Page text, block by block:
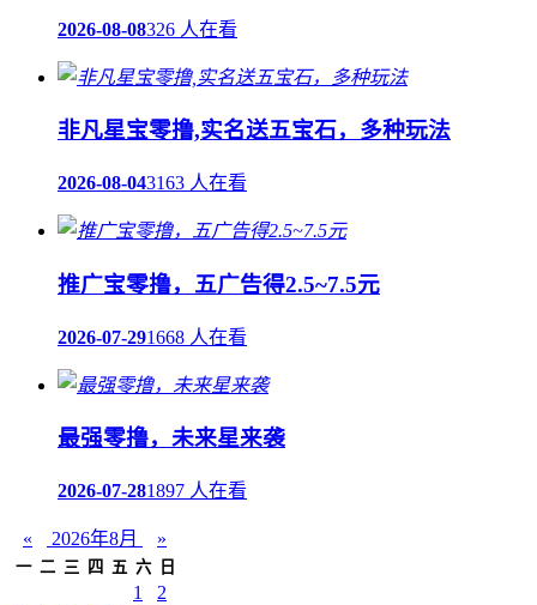
2026-08-08326 人在看
非凡星宝零撸,实名送五宝石，多种玩法
2026-08-043163 人在看
推广宝零撸，五广告得2.5~7.5元
2026-07-291668 人在看
最强零撸，未来星来袭
2026-07-281897 人在看
« 2026年8月 »
一 二 三 四 五 六 日
1
2